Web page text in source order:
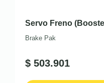
Servo Freno
Brake Pak
$ 503.901